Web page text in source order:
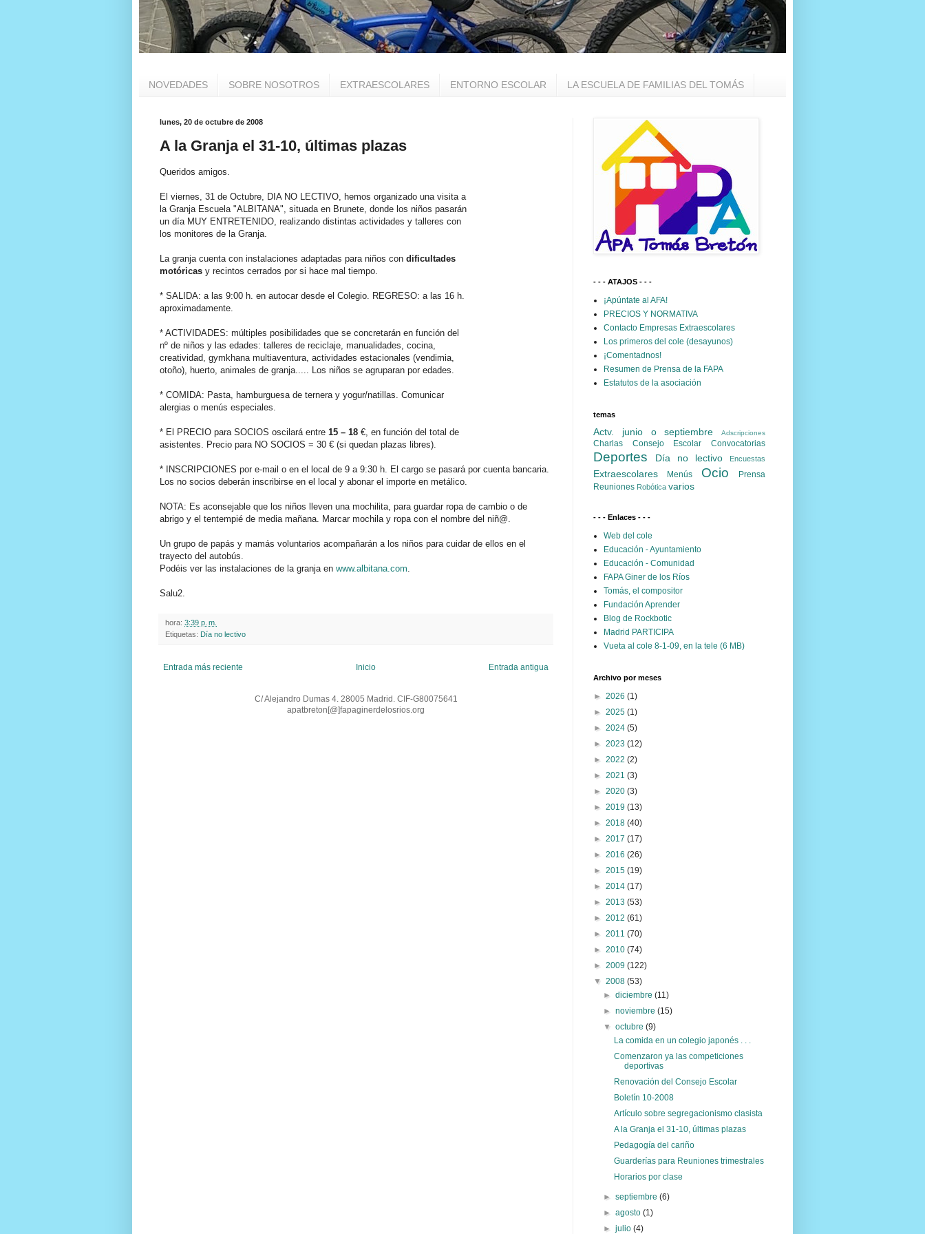
NOVEDADES SOBRE NOSOTROS EXTRAESCOLARES ENTORNO ESCOLAR LA ESCUELA DE FAMILIAS DEL TOMÁS
lunes, 20 de octubre de 2008
A la Granja el 31-10, últimas plazas
Queridos amigos.
El viernes, 31 de Octubre, DIA NO LECTIVO, hemos organizado una visita a
la Granja Escuela "ALBITANA", situada en Brunete, donde los niños pasarán
un día MUY ENTRETENIDO, realizando distintas actividades y talleres con
los monitores de la Granja.
La granja cuenta con instalaciones adaptadas para niños con dificultades
motóricas y recintos cerrados por si hace mal tiempo.
* SALIDA: a las 9:00 h. en autocar desde el Colegio. REGRESO: a las 16 h.
aproximadamente.
* ACTIVIDADES: múltiples posibilidades que se concretarán en función del
nº de niños y las edades: talleres de reciclaje, manualidades, cocina,
creatividad, gymkhana multiaventura, actividades estacionales (vendimia,
otoño), huerto, animales de granja..... Los niños se agruparan por edades.
* COMIDA: Pasta, hamburguesa de ternera y yogur/natillas. Comunicar
alergias o menús especiales.
* El PRECIO para SOCIOS oscilará entre 15 – 18 €, en función del total de
asistentes. Precio para NO SOCIOS = 30 € (si quedan plazas libres).
* INSCRIPCIONES por e-mail o en el local de 9 a 9:30 h. El cargo se pasará por cuenta bancaria.
Los no socios deberán inscribirse en el local y abonar el importe en metálico.
NOTA: Es aconsejable que los niños lleven una mochilita, para guardar ropa de cambio o de
abrigo y el tentempié de media mañana. Marcar mochila y ropa con el nombre del niñ@.
Un grupo de papás y mamás voluntarios acompañarán a los niños para cuidar de ellos en el
trayecto del autobús.
Podéis ver las instalaciones de la granja en www.albitana.com.
Salu2.
hora: 3:39 p. m.
Etiquetas: Día no lectivo
Entrada más reciente Entrada antigua
Inicio
C/ Alejandro Dumas 4. 28005 Madrid. CIF-G80075641
apatbreton[@]fapaginerdelosrios.org
- - - ATAJOS - - -
¡Apúntate al AFA!
PRECIOS Y NORMATIVA
Contacto Empresas Extraescolares
Los primeros del cole (desayunos)
¡Comentadnos!
Resumen de Prensa de la FAPA
Estatutos de la asociación
temas
Actv. junio o septiembre Adscripciones
Charlas Consejo Escolar Convocatorias
Deportes Día no lectivo Encuestas
Extraescolares Menús Ocio
Prensa
Reuniones Robótica varios
- - - Enlaces - - -
Web del cole
Educación - Ayuntamiento
Educación - Comunidad
FAPA Giner de los Ríos
Tomás, el compositor
Fundación Aprender
Blog de Rockbotic
Madrid PARTICIPA
Vueta al cole 8-1-09, en la tele (6 MB)
Archivo por meses
► 2026 (1)
► 2025 (1)
► 2024 (5)
► 2023 (12)
► 2022 (2)
► 2021 (3)
► 2020 (3)
► 2019 (13)
► 2018 (40)
► 2017 (17)
► 2016 (26)
► 2015 (19)
► 2014 (17)
► 2013 (53)
► 2012 (61)
► 2011 (70)
► 2010 (74)
► 2009 (122)
▼ 2008 (53)
►diciembre(11)
►noviembre(15)
▼octubre(9)
La comida en un colegio japonés . . .
Comenzaron ya las competiciones
deportivas
Renovación del Consejo Escolar
Boletín 10-2008
Artículo sobre segregacionismo clasista
A la Granja el 31-10, últimas plazas
Pedagogía del cariño
Guarderías para Reuniones trimestrales
Horarios por clase
►septiembre(6)
►agosto(1)
►julio(4)